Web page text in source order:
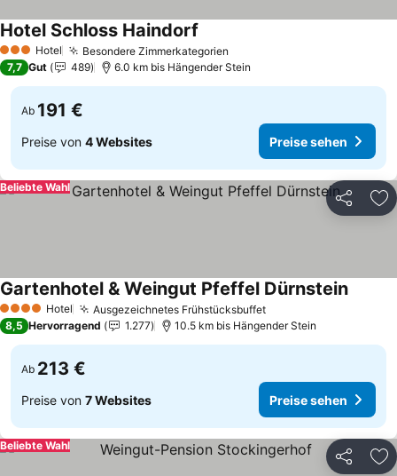
3 SterneHotel Besondere Zimmerkategorien
Hotel Schloss Haindorf
7,7 Gut 489 6.0 km bis Hängender Stein
Ab 191 €
Preise von 4 Websites Preise sehen
Teilen
Beliebte Wahl
4 Sterne Hotel Ausgezeichnetes FrühstücksbuffetPreise sehen
Gartenhotel & Weingut Pfeffel DürnsteinPreise
8,5 Hervorragend 1.277 10.5 km bis Hängender Stein
Ab 213 €
Preise von 7 Websites Preise sehen
Teilen
Beliebte Wahl